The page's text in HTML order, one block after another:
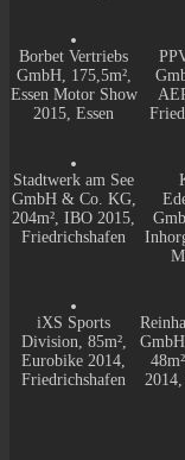
Borbet Vertriebs
GmbH, 175,5m²,
Essen Motor Show
2015, Essen
Stadtwerk am See
GmbH & Co. KG,
204m², IBO 2015,
Friedrichshafen
iXS Sports
Division, 85m²,
Eurobike 2014,
Friedrichshafen